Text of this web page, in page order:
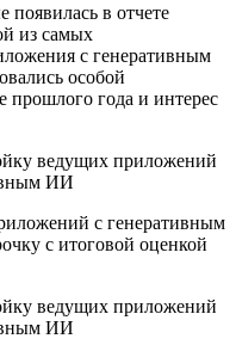
появилась в отчете
из самых
с генеративным
особой
прошлого года и интерес
с генеративным
с итоговой оценкой